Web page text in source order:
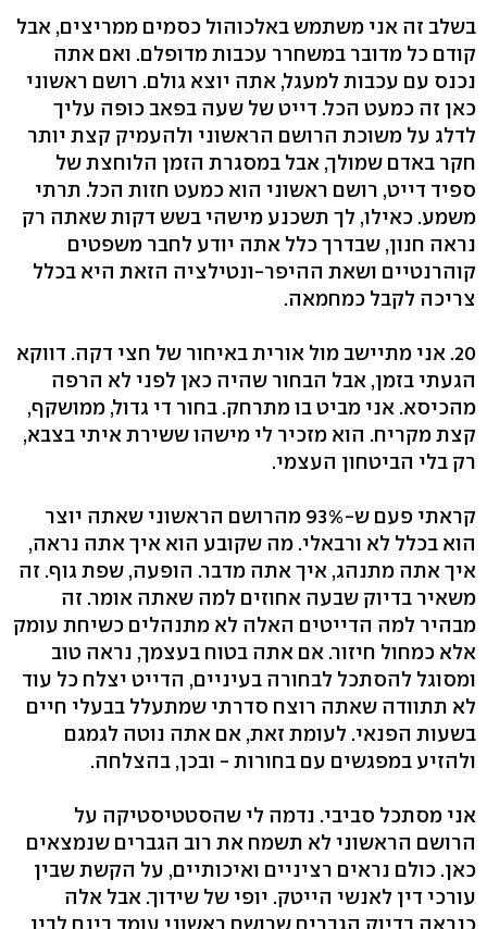
בשלב זה אני משתמש באלכוהול כסמים ממריצים, אבל
קודם כל מדובר במשחרר עכבות מדופלם. ואם אתה
נכנס עם עכבות למעגל, אתה יוצא גולם. רושם ראשוני
כאן זה כמעט הכל. דייט של שעה בפאב כופה עליך
לדלג על משוכת הרושם הראשוני ולהעמיק קצת יותר
חקר באדם שמולך, אבל במסגרת הזמן הלוחצת של
ספיד דייט, רושם ראשוני הוא כמעט חזות הכל. תרתי
משמע. כאילו, לך תשכנע מישהי בשש דקות שאתה רק
נראה חנון, שבדרך כלל אתה יודע לחבר משפטים
קוהרנטיים ושאת ההיפר-ונטילציה הזאת היא בכלל
צריכה לקבל כמחמאה.
20. אני מתיישב מול אורית באיחור של חצי דקה. דווקא
הגעתי בזמן, אבל הבחור שהיה כאן לפני לא הרפה
מהכיסא. אני מביט בו מתרחק. בחור די גדול, ממושקף,
קצת מקריח. הוא מזכיר לי מישהו ששירת איתי בצבא,
רק בלי הביטחון העצמי.
קראתי פעם ש-93% מהרושם הראשוני שאתה יוצר
הוא בכלל לא ורבאלי. מה שקובע הוא איך אתה נראה,
איך אתה מתנהג, איך אתה מדבר. הופעה, שפת גוף. זה
משאיר בדיוק שבעה אחוזים למה שאתה אומר. זה
מבהיר למה הדייטים האלה לא מתנהלים כשיחת עומק
אלא כמחול חיזור. אם אתה בטוח בעצמך, נראה טוב
ומסוגל להסתכל לבחורה בעיניים, הדייט יצלח כל עוד
לא תתוודה שאתה רוצח סדרתי שמתעלל בבעלי חיים
בשעות הפנאי. לעומת זאת, אם אתה נוטה לגמגם
ולהזיע במפגשים עם בחורות - ובכן, בהצלחה.
אני מסתכל סביבי. נדמה לי שהסטטיסטיקה על
הרושם הראשוני לא תשמח את רוב הגברים שנמצאים
כאן. כולם נראים רציניים ואיכותיים, על הקשת שבין
עורכי דין לאנשי הייטק. יופי של שידוך. אבל אלה
כנראה בדיוק הגברים שרושם ראשוני עומד בינם לבין